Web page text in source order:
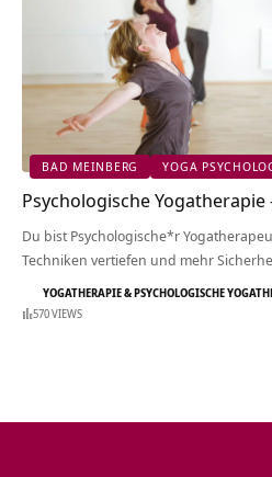
BAD MEINBERG YOGA
Psychologische Yogatherapie
Du bist Psychologische*r
Techniken vertiefen und mehr
YOGATHERAPIE & PSYCHOLOGISCHE
570 VIEWS